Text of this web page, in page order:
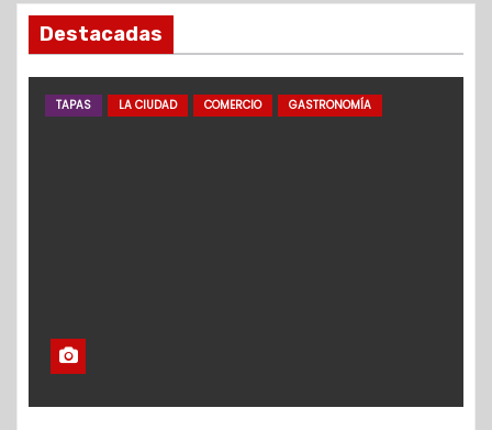
Destacadas
TAPAS LA CIUDAD COMERCIO GASTRONOMÍA